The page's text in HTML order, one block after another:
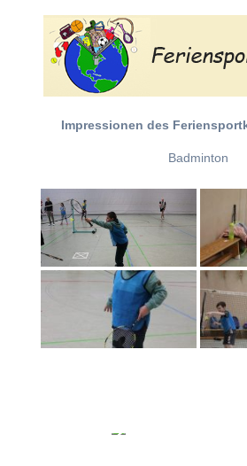
Impressionen des
Badminton